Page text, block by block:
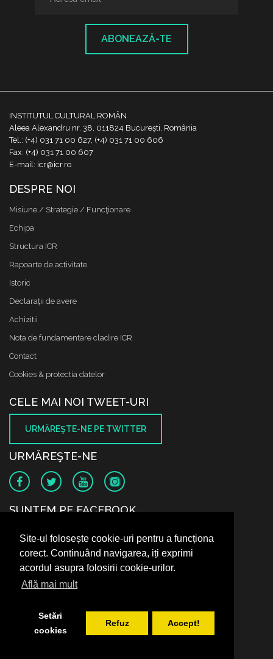
Site-ul folosește cookie-uri pentru a funcționa
corect. Continuând navigarea, iți exprimi
acordul asupra folosirii cookie-urilor.
Află mai mult
Setări
cookies
Refuz Accept!
ABONEAZĂ-TE
INSTITUTUL CULTURAL ROMÂN
Aleea Alexandru nr. 38, 011824 București, România
Tel.: (+4) 031 71 00 627, (+4) 031 71 00 606
Fax: (+4) 031 71 00 607
E-mail: icr@icr.ro
DESPRE NOI
Misiune / Strategie / Funcţionare
Echipa
Structura ICR
Rapoarte de activitate
Istoric
Declaraţii de avere
Achizitii
Nota de fundamentare cladire ICR
Contact
Cookies & protectia datelor
CELE MAI NOI TWEET-URI
URMĂREŞTE-NE PE TWITTER
URMĂREŞTE-NE
SUNTEM PE FACEBOOK